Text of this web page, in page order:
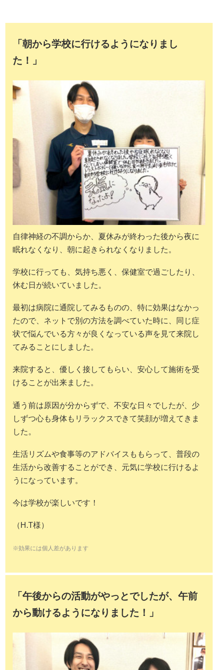
「朝から学校に行けるようになりまし
た！」
自律神経の不調からか、夏休みが終わった後から夜に
眠れなくなり、朝に起きられなくなりました。
学校に行っても、気持ち悪く、保健室で過ごしたり、
休む日が続いていました。
最初は病院に通院してみるものの、特に効果はなかっ
たので、ネットで別の方法を調べていた時に、同じ症
状で悩んでいる方々が良くなっている声を見て来院し
てみることにしました。
来院すると、優しく接してもらい、安心して施術を受
けることが出来ました。
通う前は原因が分からずで、不安な日々でしたが、少
しずつ心も身体もリラックスできて笑顔が増えてきま
した。
生活リズムや食事等のアドバイスももらって、普段の
生活から改善することができ、元気に学校に行けるよ
うになっています。
今は学校が楽しいです！
（H.T様）
※効果には個人差があります
「午後からの活動がやっとでしたが、午前
から動けるようになりました！」